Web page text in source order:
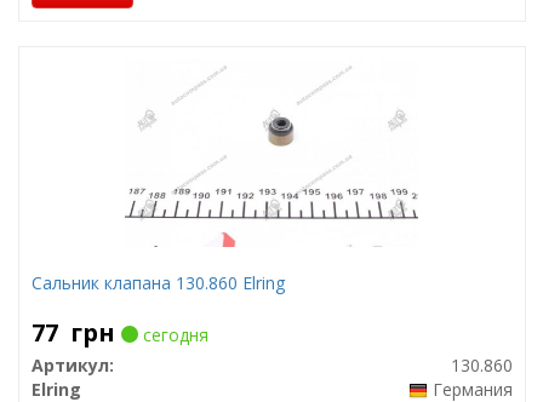
Сальник клапана 130.860 Elring
77 грн
сегодня
Артикул:
130.860
Elring
Германия